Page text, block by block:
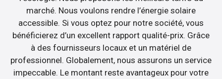
marché. Nous voulons rendre l’énergie solaire
accessible. Si vous optez pour notre société, vous
bénéficierez d’un excellent rapport qualité-prix. Grâce
à des fournisseurs locaux et un matériel de
professionnel. Globalement, nous assurons un service
impeccable. Le montant reste avantageux pour votre